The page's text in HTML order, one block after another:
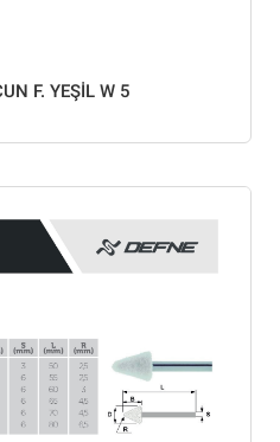
F. YEŞİL W 5